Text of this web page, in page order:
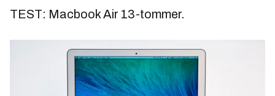
TEST: Macbook Air 13-tommer.